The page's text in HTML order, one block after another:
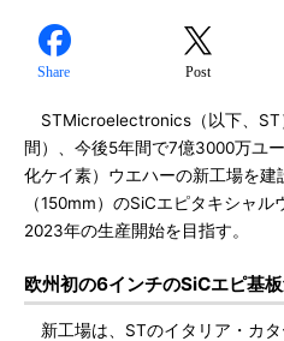
Share Post
STMicroelectronics（以下、ST
間）、今後5年間で7億3000万ユ
化ケイ素）ウエハーの新工場を
（150mm）のSiCエピタキシャル
2023年の生産開始を目指す。
欧州初の6インチのSiCエピ基
新工場は、STのイタリア・カ